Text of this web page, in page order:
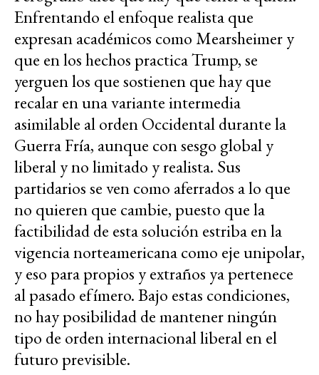
Enfrentando el enfoque realista que
expresan académicos como Mearsheimer y
que en los hechos practica Trump, se
yerguen los que sostienen que hay que
recalar en una variante intermedia
asimilable al orden Occidental durante la
Guerra Fría, aunque con sesgo global y
liberal y no limitado y realista. Sus
partidarios se ven como aferrados a lo que
no quieren que cambie, puesto que la
factibilidad de esta solución estriba en la
vigencia norteamericana como eje unipolar,
y eso para propios y extraños ya pertenece
al pasado efímero. Bajo estas condiciones,
no hay posibilidad de mantener ningún
tipo de orden internacional liberal en el
futuro previsible.